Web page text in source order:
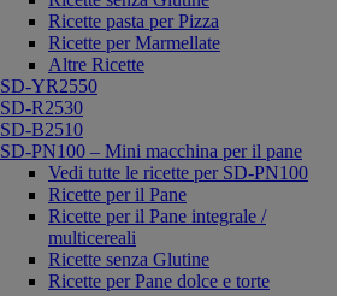
Ricette pasta per Pizza
Ricette per Marmellate
Altre Ricette
SD-YR2550
SD-R2530
SD-B2510
SD-PN100 – Mini macchina per il pane
Vedi tutte le ricette per SD-PN100
Ricette per il Pane
Ricette per il Pane integrale /
multicereali
Ricette senza Glutine
Ricette per Pane dolce e torte